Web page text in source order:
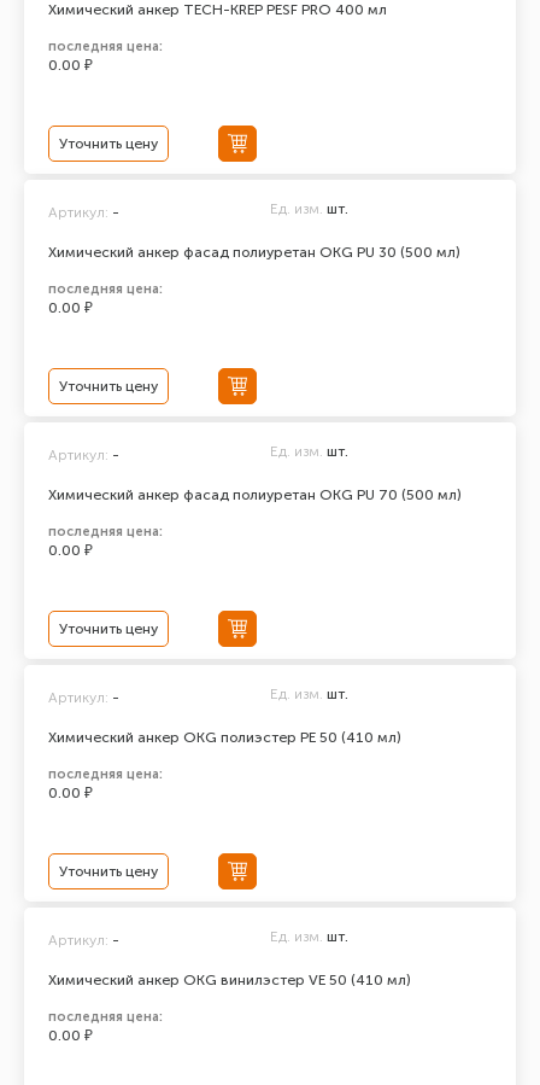
Химический анкер TECH-KREP PESF PRO 400 мл
последняя цена:
0.00 ₽
Уточнить цену
Химический анкер фасад полиуретан ОКG PU 30 (500 мл)
Артикул: - Ед. изм. шт.
последняя цена:
0.00 ₽
Уточнить цену
Химический анкер фасад полиуретан ОКG PU 70 (500 мл)
Артикул: - Ед. изм. шт.
последняя цена:
0.00 ₽
Уточнить цену
Химический анкер ОКG полиэстер РЕ 50 (410 мл)
Артикул: - Ед. изм. шт.
последняя цена:
0.00 ₽
Уточнить цену
Химический анкер ОКG винилэстер VE 50 (410 мл)
Артикул: - Ед. изм. шт.
последняя цена:
0.00 ₽